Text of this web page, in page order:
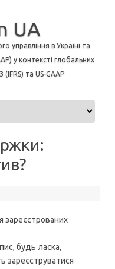
UA
управління в Україні та
у контексті глобальних
та US-GAAP
зареєстрованих
будь ласка,
зареєструватися